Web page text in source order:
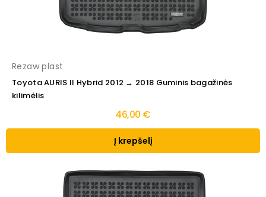
Rezaw plast
Toyota AURIS II Hybrid 2012 → 2018 Guminis bagažinės
kilimėlis
46,00 €
Į krepšelį